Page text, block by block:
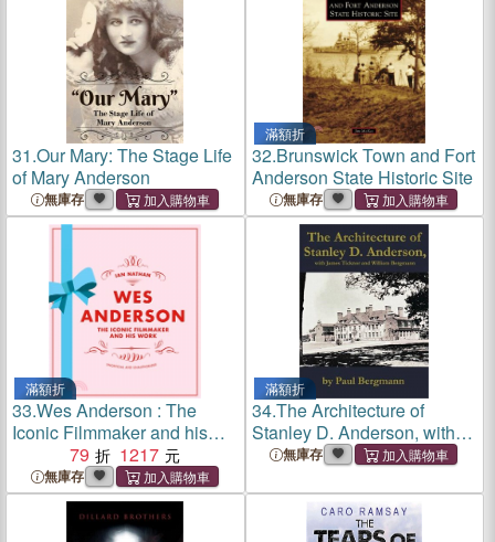
31.Our Mary: The Stage Life
of Mary Anderson
無庫存
滿額折
32.Brunswick Town and Fort
Anderson State Historic Site
無庫存
滿額折
33.Wes Anderson : The
Iconic Filmmaker and his
79 1217
無庫存
滿額折
34.The Architecture of
Stanley D. Anderson, with
James Ticknor and William
無庫存